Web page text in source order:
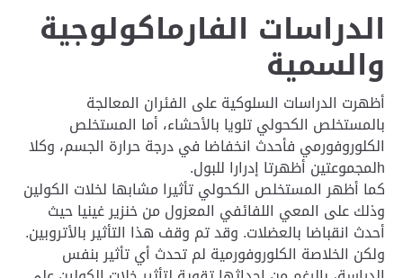
الدراسات الفارماكولوجية
والسمية
أظهرت الدراسات السلوكية على الفئران المعالجة
بالمستخلص الكحولي تلويا بالأحشاء، أما المستخلص
الكلوروفورمي فأحدث انخفاضا في درجة حرارة الجسم، وكلا
hلمجموعتين أظهرتا إدرارا للبول.
كما أظهر المستخلص الكحولي تأثيرا مشابها لخلات الكولين
وذلك على المعي اللفائفي المعزول من خنزير غينيا حيث
أحدث انقباضا بالعضلات. وقد تم وقف هذا التأثير بالأتروبين.
ولكن الخلاصة الكلوروفورمية لم تحدث أي تأثير بنفس